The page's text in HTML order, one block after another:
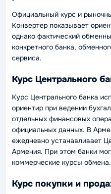
Официальный курс и
Конвертер показывает
однако фактический
конкретного банка,
сервиса.
Курс Центрального
Курс Центрального банка
ориентир при ведении
отдельных финансовых
официальных данных. В
ежедневно устанавливает
Армения. При этом банки
коммерческие курсы обмена.
Курс покупки и